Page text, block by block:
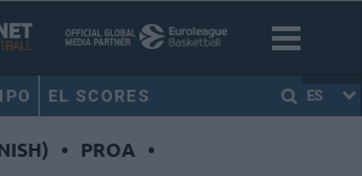
EL SCORES ES
• PROA •